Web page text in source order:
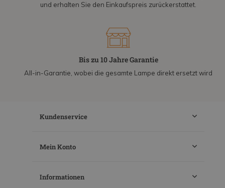
und erhalten Sie den Einkaufspreis zurückerstattet.
Bis zu 10 Jahre Garantie
All-in-Garantie, wobei die gesamte Lampe direkt ersetzt wird
Kundenservice
Mein Konto
Informationen